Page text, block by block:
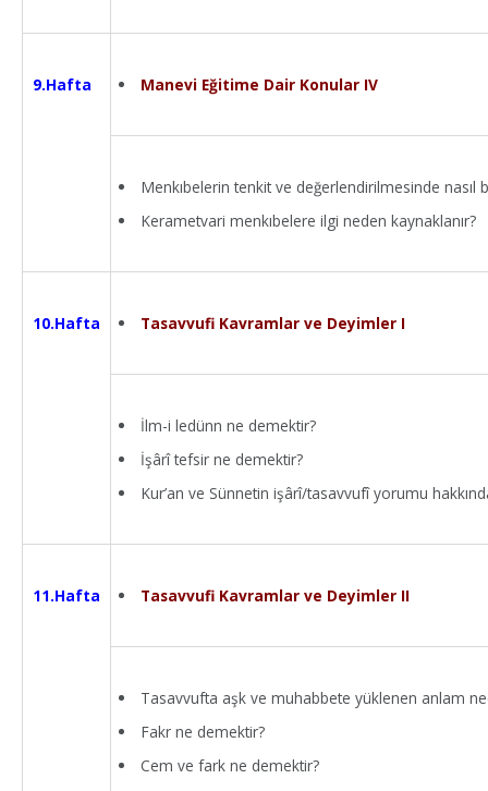
9.Hafta Manevi Eğitime Dair Konular IV
Menkıbelerin tenkit ve değerlendirilmesinde nasıl
Kerametvari menkıbelere ilgi neden kaynaklanır?
10.Hafta Tasavvufi Kavramlar ve Deyimler I
İlm-i ledünn ne demektir?
İşârî tefsir ne demektir?
Kur’an ve Sünnetin işârî/tasavvufî yorumu
11.Hafta Tasavvufi Kavramlar ve Deyimler II
Tasavvufta aşk ve muhabbete yüklenen anlam
Fakr ne demektir?
Cem ve fark ne demektir?